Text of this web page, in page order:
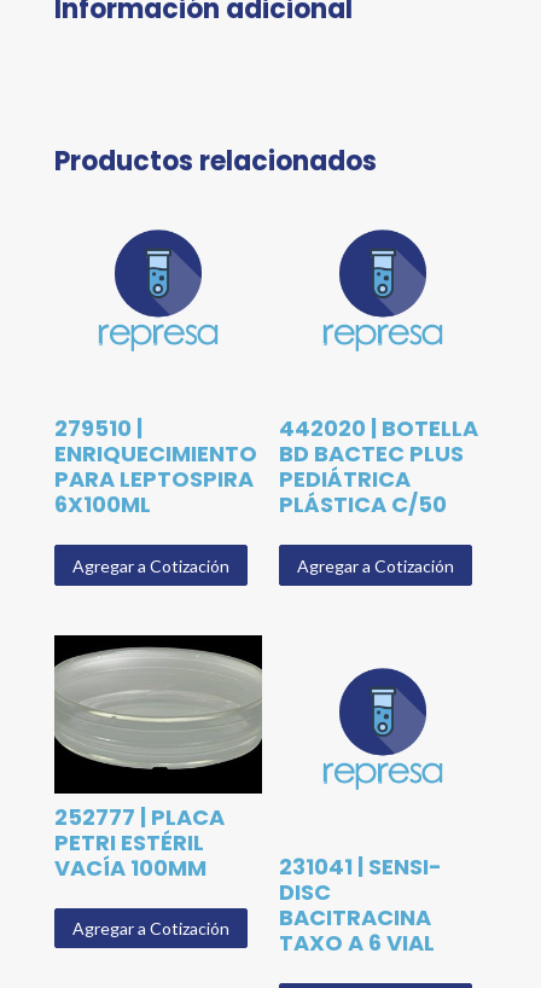
Información adicional
Productos relacionados
279510 |
ENRIQUECIMIENTO
PARA LEPTOSPIRA
6X100ML
Agregar a Cotización
442020 | BOTELLA
BD BACTEC PLUS
PEDIÁTRICA
PLÁSTICA C/50
Agregar a Cotización
252777 | PLACA
PETRI ESTÉRIL
VACÍA 100MM
Agregar a Cotización
231041 | SENSI-
DISC
BACITRACINA
TAXO A 6 VIAL